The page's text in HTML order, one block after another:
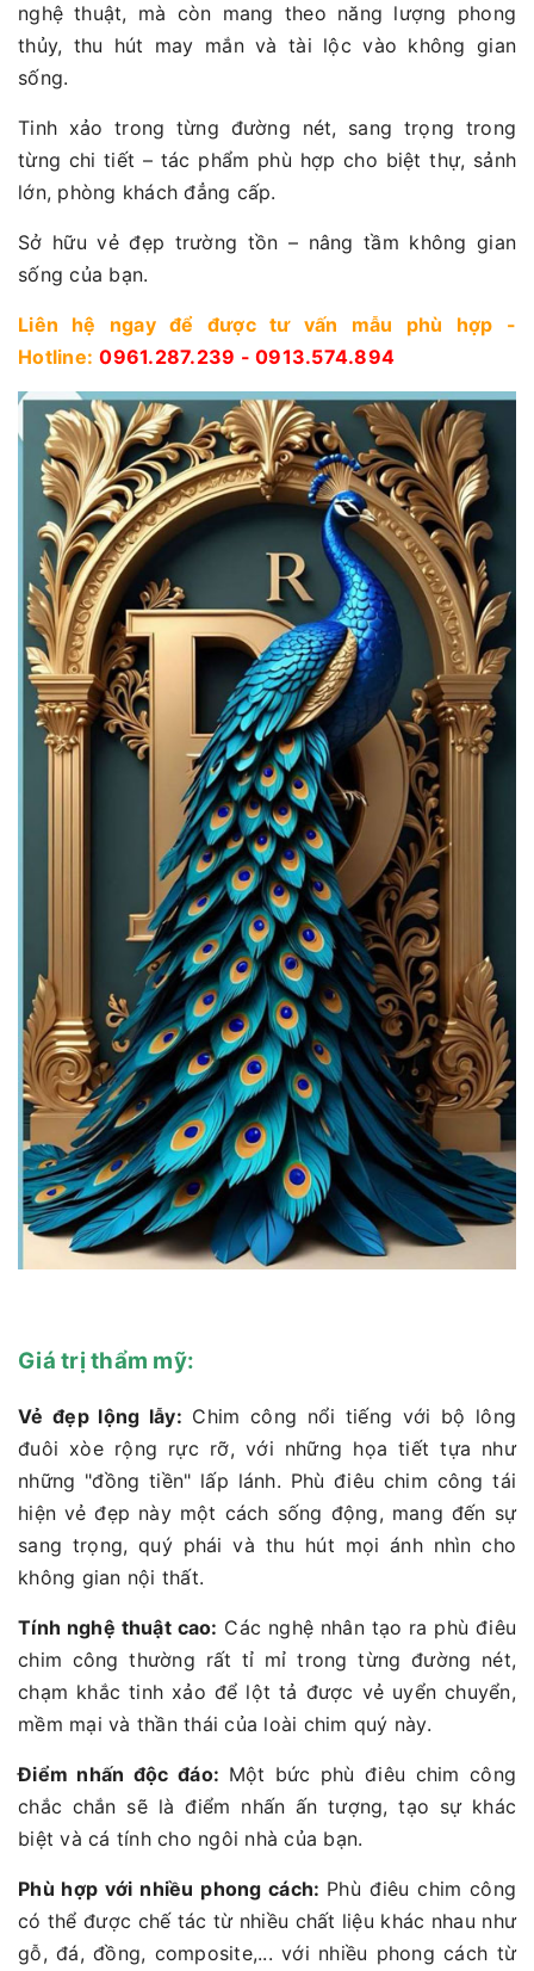
nghệ thuật, mà còn mang theo năng lượng phong
thủy, thu hút may mắn và tài lộc vào không gian
sống.
Tinh xảo trong từng đường nét, sang trọng trong
từng chi tiết – tác phẩm phù hợp cho biệt thự, sảnh
lớn, phòng khách đẳng cấp.
Sở hữu vẻ đẹp trường tồn – nâng tầm không gian
sống của bạn.
Liên hệ ngay để được tư vấn mẫu phù hợp -
Hotline: 0961.287.239 - 0913.574.894
Giá trị thẩm mỹ:
Vẻ đẹp lộng lẫy: Chim công nổi tiếng với bộ lông
đuôi xòe rộng rực rỡ, với những họa tiết tựa như
những "đồng tiền" lấp lánh. Phù điêu chim công tái
hiện vẻ đẹp này một cách sống động, mang đến sự
sang trọng, quý phái và thu hút mọi ánh nhìn cho
không gian nội thất.
Tính nghệ thuật cao: Các nghệ nhân tạo ra phù điêu
chim công thường rất tỉ mỉ trong từng đường nét,
chạm khắc tinh xảo để lột tả được vẻ uyển chuyển,
mềm mại và thần thái của loài chim quý này.
Điểm nhấn độc đáo: Một bức phù điêu chim công
chắc chắn sẽ là điểm nhấn ấn tượng, tạo sự khác
biệt và cá tính cho ngôi nhà của bạn.
Phù hợp với nhiều phong cách: Phù điêu chim công
có thể được chế tác từ nhiều chất liệu khác nhau như
gỗ, đá, đồng, composite,... với nhiều phong cách từ